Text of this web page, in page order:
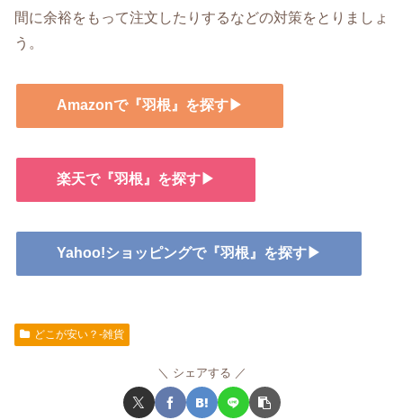
間に余裕をもって注文したりするなどの対策をとりましょ
う。
Amazonで『羽根』を探す▶
楽天で『羽根』を探す▶
Yahoo!ショッピングで『羽根』を探す▶
どこが安い？-雑貨
シェアする